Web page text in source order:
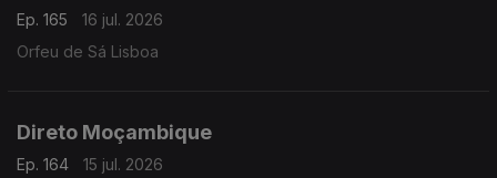
Ep. 165
16 jul. 2026
Orfeu de Sá Lisboa
Direto Moçambique
Ep. 164
15 jul. 2026